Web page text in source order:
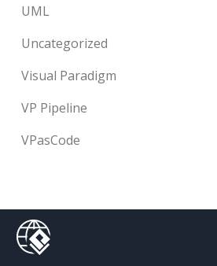
UML
Uncategorized
Visual Paradigm
VP Pipeline
VPasCode